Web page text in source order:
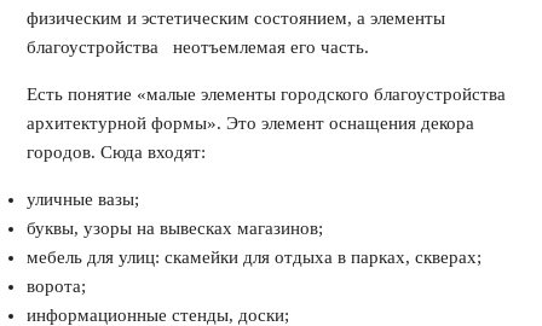
физическим и эстетическим состоянием, а элементы
благоустройства неотъемлемая его часть.
Есть понятие «малые элементы городского благоустройства
архитектурной формы». Это элемент оснащения декора
городов. Сюда входят:
уличные вазы;
буквы, узоры на вывесках магазинов;
мебель для улиц: скамейки для отдыха в парках, скверах;
ворота;
информационные стенды, доски;